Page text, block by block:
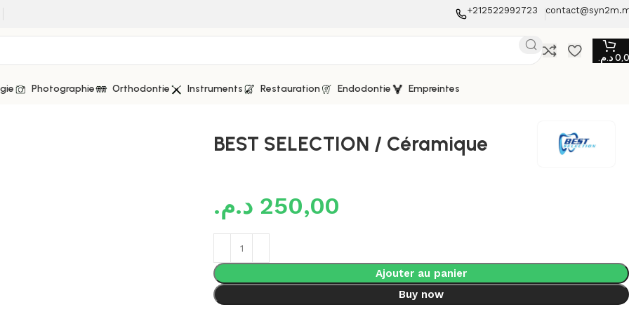
+212522992723
د.م.
Photographie Orthodontie Instruments Restauration Endodontie Empreintes
BEST SELECTION / Céramique
250,00 د.م.
Ajouter au panier
Buy now